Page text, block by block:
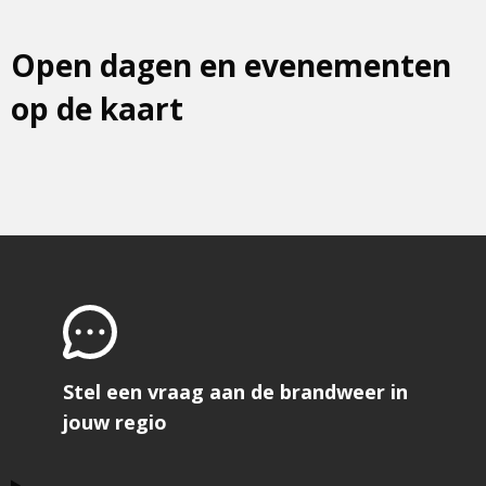
Open dagen en evenementen
op de kaart
Stel een vraag aan de brandweer in
jouw regio